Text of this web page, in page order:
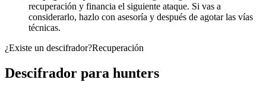
recuperación y financia el siguiente ataque. Si vas a
considerarlo, hazlo con asesoría y después de agotar las vías
técnicas.
¿Existe un descifrador?Recuperación
Descifrador para hunters